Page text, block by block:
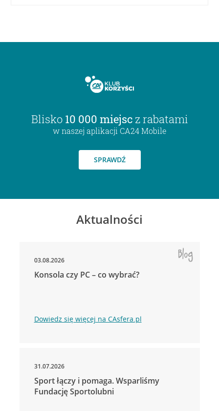
Blisko 10 000 miejsc z rabatami
w naszej aplikacji CA24 Mobile
SPRAWDŹ
Aktualności
03.08.2026
Konsola czy PC – co wybrać?
Dowiedz się więcej na CAsfera.pl
31.07.2026
Sport łączy i pomaga. Wsparliśmy
Fundację Sportolubni